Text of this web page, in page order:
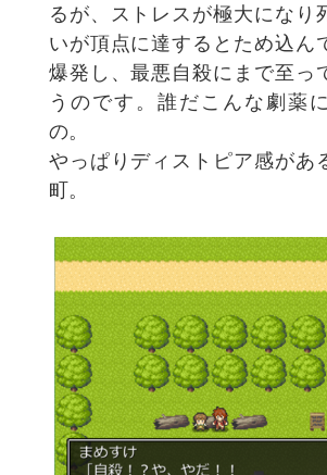
るが、ストレスが極大になり
いが頂点に達するとため込ん
爆発し、最悪自殺にまで至っ
うのです。誰だこんな劇薬
の。
やっぱりディストピア感があ
町。